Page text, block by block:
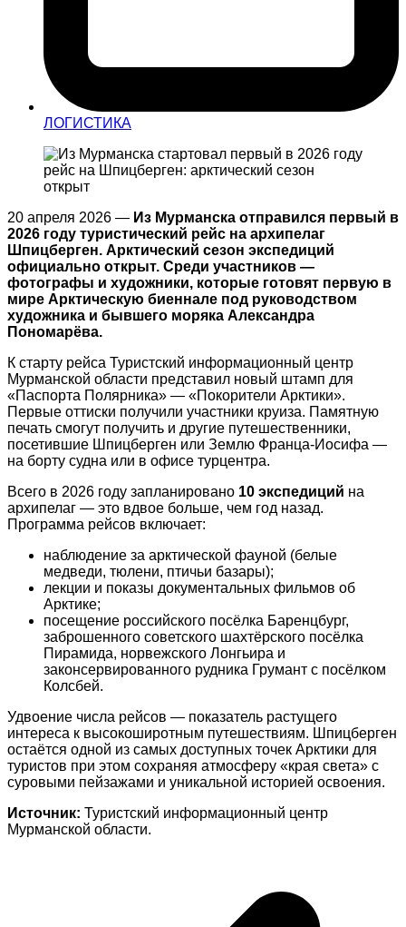
ЛОГИСТИКА
20 апреля 2026 — Из Мурманска отправился первый в
2026 году туристический рейс на архипелаг
Шпицберген. Арктический сезон экспедиций
официально открыт. Среди участников —
фотографы и художники, которые готовят первую в
мире Арктическую биеннале под руководством
художника и бывшего моряка Александра
Пономарёва.
К старту рейса Туристский информационный центр
Мурманской области представил новый штамп для
«Паспорта Полярника» — «Покорители Арктики».
Первые оттиски получили участники круиза. Памятную
печать смогут получить и другие путешественники,
посетившие Шпицберген или Землю Франца‑Иосифа —
на борту судна или в офисе турцентра.
Всего в 2026 году запланировано 10 экспедиций на
архипелаг — это вдвое больше, чем год назад.
Программа рейсов включает:
наблюдение за арктической фауной (белые
медведи, тюлени, птичьи базары);
лекции и показы документальных фильмов об
Арктике;
посещение российского посёлка Баренцбург,
заброшенного советского шахтёрского посёлка
Пирамида, норвежского Лонгьира и
законсервированного рудника Грумант с посёлком
Колсбей.
Удвоение числа рейсов — показатель растущего
интереса к высокоширотным путешествиям. Шпицберген
остаётся одной из самых доступных точек Арктики для
туристов при этом сохраняя атмосферу «края света» с
суровыми пейзажами и уникальной историей освоения.
Источник: Туристский информационный центр
Мурманской области.